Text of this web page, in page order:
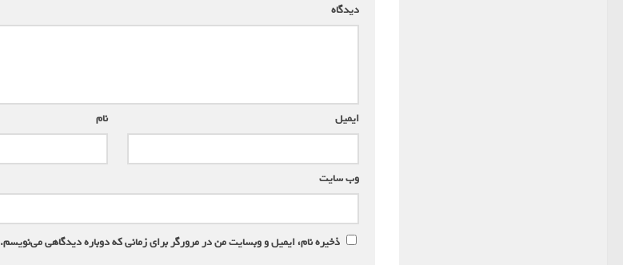
دیدگاه
نام ایمیل
وب‌ سایت
ذخیره نام، ایمیل و وبسایت من در مرورگر برای زمانی که دوباره دیدگاهی می‌نویسم.